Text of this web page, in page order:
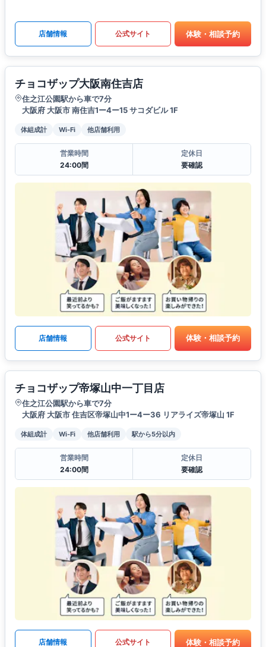
店舗情報 公式サイト 体験・相談予約
チョコザップ大阪南住吉店
住之江公園駅から車で7分
大阪府 大阪市 南住吉1ー4ー15 サコダビル 1F
体組成計 Wi-Fi 他店舗利用
営業時間
24:00間
定休日
要確認
店舗情報 公式サイト 体験・相談予約
チョコザップ帝塚山中一丁目店
住之江公園駅から車で7分
大阪府 大阪市 住吉区帝塚山中1ー4ー36 リアライズ帝塚山 1F
体組成計 Wi-Fi 他店舗利用 駅から5分以内
営業時間
24:00間
定休日
要確認
店舗情報 公式サイト 体験・相談予約